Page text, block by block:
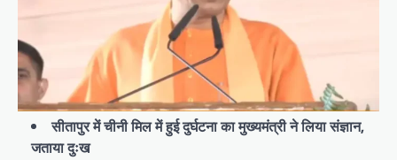
सीतापुर में चीनी मिल में हुई दुर्घटना का मुख्यमंत्री ने लिया संज्ञान,
जताया दुःख